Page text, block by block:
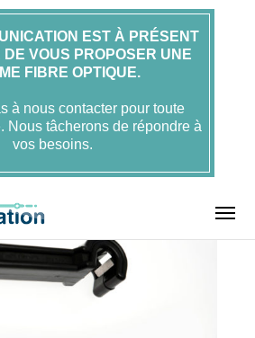
EST À PRÉSENT
DE VOUS PROPOSER UNE
FIBRE OPTIQUE.
à nous contacter pour toute
Nous tâcherons de répondre à
vos besoins.
Outil de préparation KMALT